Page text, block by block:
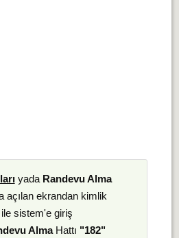
yada Randevu Alma
açılan ekrandan kimlik
sistem'e giriş
AlmaHattı "182"